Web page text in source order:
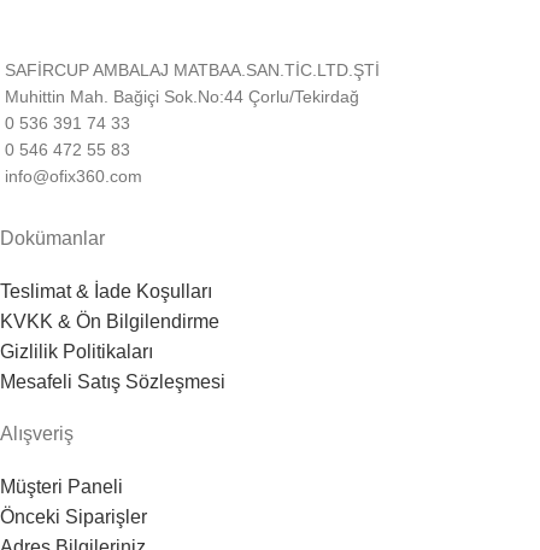
SAFİRCUP AMBALAJ MATBAA.SAN.TİC.LTD.ŞTİ
Muhittin Mah. Bağiçi Sok.No:44 Çorlu/Tekirdağ
0 536 391 74 33
0 546 472 55 83
info@ofix360.com
Dokümanlar
Teslimat & İade Koşulları
KVKK & Ön Bilgilendirme
Gizlilik Politikaları
Mesafeli Satış Sözleşmesi
Alışveriş
Müşteri Paneli
Önceki Siparişler